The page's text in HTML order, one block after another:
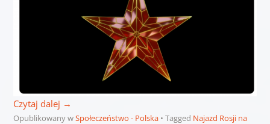
Czytaj dalej →
Opublikowany wSpołeczeństwo - Polska Tagged Najazd Rosji na